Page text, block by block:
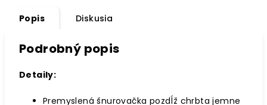
Popis Diskusia
Podrobný popis
Detaily:
Premyslená šnurovačka pozdĺž chrbta jemne